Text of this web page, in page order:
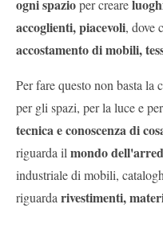
ogni spazioper creare
accoglienti, piacevoli, dove
accostamento di mobili,
Per fare questo non basta la
per gli spazi, per la luce e
tecnica e conoscenza di
riguarda il mondo
industriale di mobili,
riguarda rivestimenti,